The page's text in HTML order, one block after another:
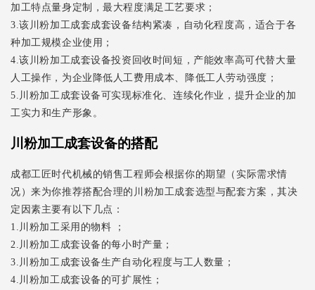
加工特点量身定制，最大程度满足工艺要求；
3.该川粉加工成套成套设备结构紧凑，自动化程度高，适合于各
种加工规模企业使用；
4.该川粉加工成套设备投资回收时间短，产能效率高可代替大量
人工操作，为企业降低人工费用成本、降低工人劳动强度；
5.川粉加工成套设备可实现标准化、连续化作业，提升企业的加
工实力和生产形象。
川粉加工成套设备的搭配
成都工匠时代机械的销售工程师会根据你的期望（实际需求情
况）来为你推荐搭配合理的川粉加工成套选型与配套方案，其决
定因素主要有以下几点：
1.川粉加工采用的物料 ；
2.川粉加工成套设备的每小时产量；
3.川粉加工成套设备生产自动化程度与工人数量；
4.川粉加工成套设备的可扩展性；